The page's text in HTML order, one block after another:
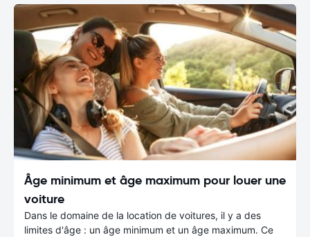
Âge minimum et âge maximum pour louer une
voiture
Dans le domaine de la location de voitures, il y a des
limites d'âge : un âge minimum et un âge maximum. Ce